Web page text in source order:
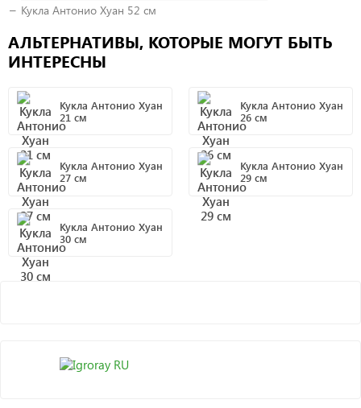
Кукла Антонио Хуан 52 см
АЛЬТЕРНАТИВЫ, КОТОРЫЕ МОГУТ БЫТЬ
ИНТЕРЕСНЫ
Кукла Антонио Хуан
21 см
Кукла Антонио Хуан
26 см
Кукла Антонио Хуан
27 см
Кукла Антонио Хуан
29 см
Кукла Антонио Хуан
30 см